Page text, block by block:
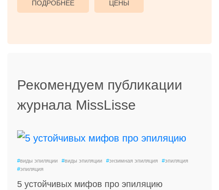
ПОДРОБНЕЕ ЦЕНЫ
Рекомендуем публикации
журнала MissLisse
#виды эпиляции #виды эпиляции #энзимная эпиляция #эпиляция
#эпиляция
5 устойчивых мифов про эпиляцию